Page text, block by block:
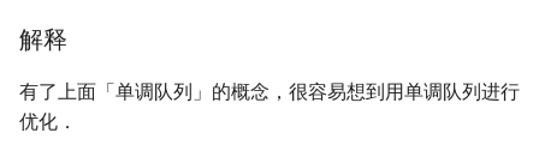
Lyndon 分解
Main–Lorentz 算法
高次剩余 & 单位根
序理论
杨氏矩阵
平面图
弦图
解释
有了上面「单调队列」的概念，很容易想到用单调队列进行
优化．